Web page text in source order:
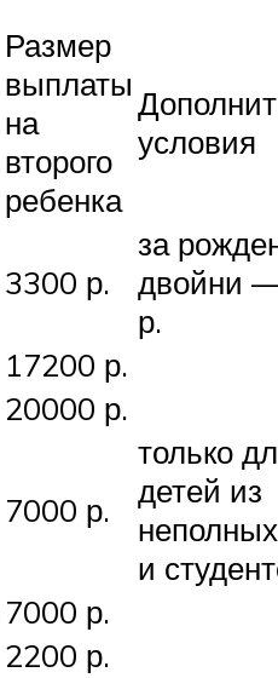
Размер
выплаты
на
второго
ребенка
условия
3300 р.
за
двойни
р.
17200 р.
20000 р.
7000 р.
только
детей из
и
7000 р.
2200 р.